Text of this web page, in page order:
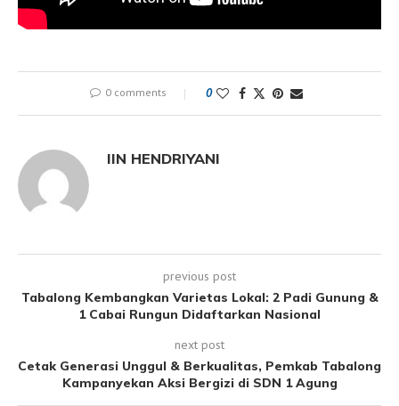
0 comments 0
IIN HENDRIYANI
previous post
Tabalong Kembangkan Varietas Lokal: 2 Padi Gunung &
1 Cabai Rungun Didaftarkan Nasional
next post
Cetak Generasi Unggul & Berkualitas, Pemkab Tabalong
Kampanyekan Aksi Bergizi di SDN 1 Agung